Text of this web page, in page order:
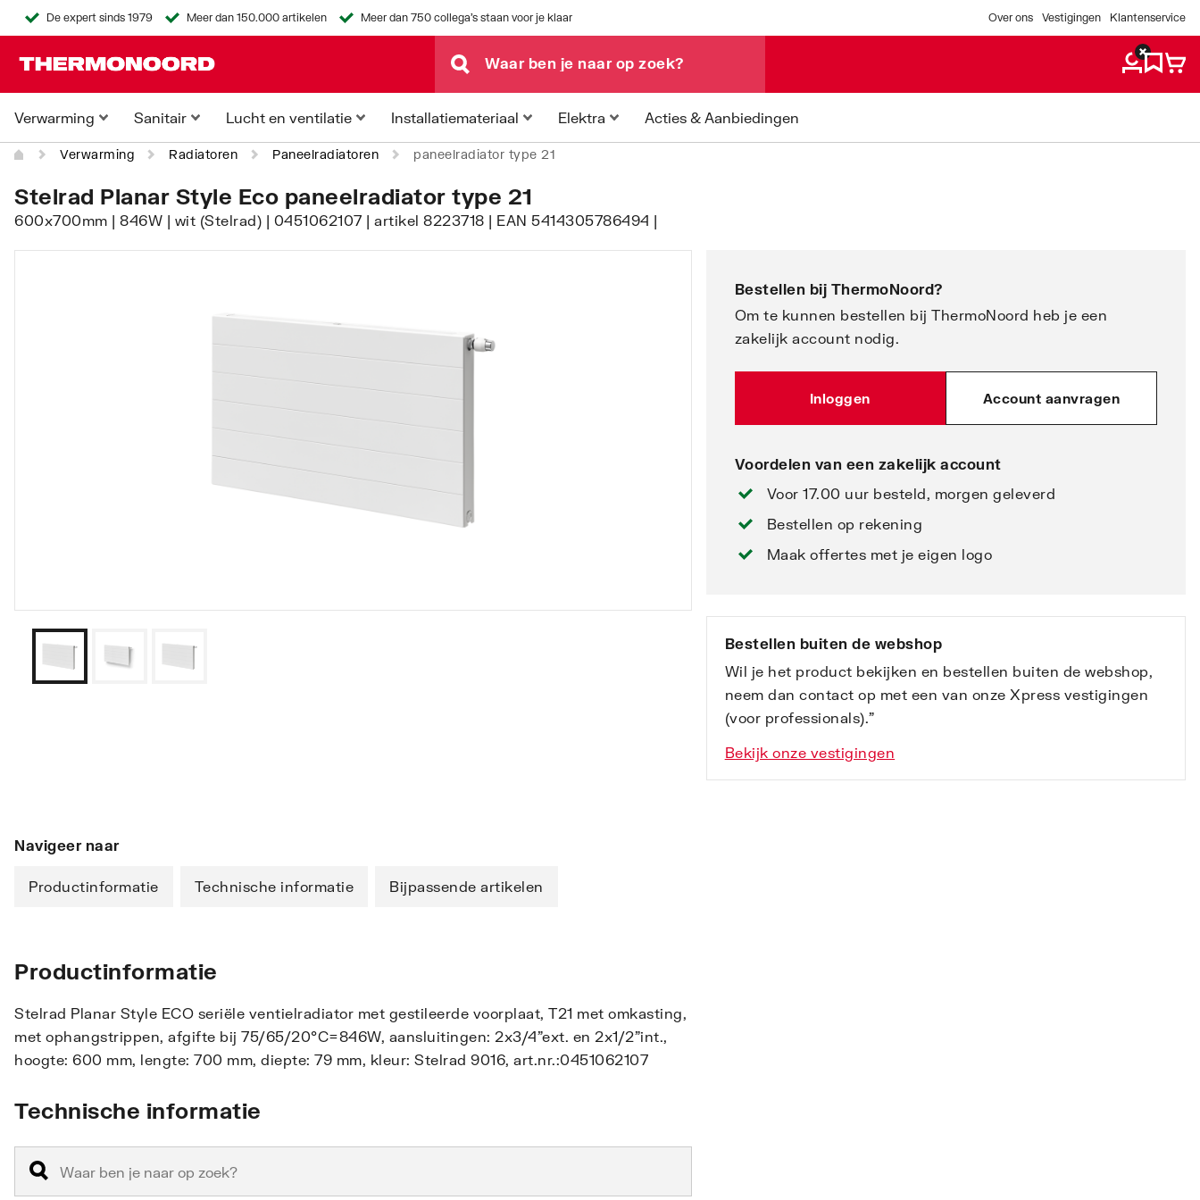
De expert sinds 1979 Meer dan 150.000 artikelen Meer dan 750 collega's staan voor je klaar Over ons Vestigingen Klantenservice
Verwarming Sanitair Lucht en ventilatie Installatiemateriaal Elektra Acties & Aanbiedingen
Verwarming Radiatoren Paneelradiatoren paneelradiator type 21
Stelrad Planar Style Eco paneelradiator type 21
600x700mm | 846W | wit (Stelrad) | 0451062107 | artikel 8223718 | EAN 5414305786494 |
Bestellen bij ThermoNoord?
Om te kunnen bestellen bij ThermoNoord heb je een
zakelijk account nodig.
Inloggen Account aanvragen
Voordelen van een zakelijk account
Voor 17.00 uur besteld, morgen geleverd
Bestellen op rekening
Maak offertes met je eigen logo
Bestellen buiten de webshop
Wil je het product bekijken en bestellen buiten de webshop,
neem dan contact op met een van onze Xpress vestigingen
(voor professionals).”
Bekijk onze vestigingen
Navigeer naar
Productinformatie Technische informatie Bijpassende artikelen
Productinformatie
Stelrad Planar Style ECO seriële ventielradiator met gestileerde voorplaat, T21 met omkasting,
met ophangstrippen, afgifte bij 75/65/20°C=846W, aansluitingen: 2x3/4"ext. en 2x1/2"int.,
hoogte: 600 mm, lengte: 700 mm, diepte: 79 mm, kleur: Stelrad 9016, art.nr.:0451062107
Technische informatie